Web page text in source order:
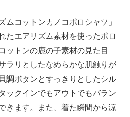
コットンカノコポロシャツ」
たエアリズム素材を使ったポロ
ットンの鹿の子素材の見た目
ラリとしたなめらかな肌触りが
調ボタンとすっきりとしたシル
ックインでもアウトでもバラン
きます。また、着た瞬間から涼